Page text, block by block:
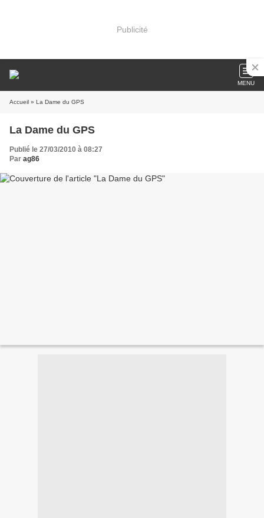
Publicité
MENU
Accueil » La Dame du GPS
La Dame du GPS
Publié le 27/03/2010 à 08:27
Par ag86